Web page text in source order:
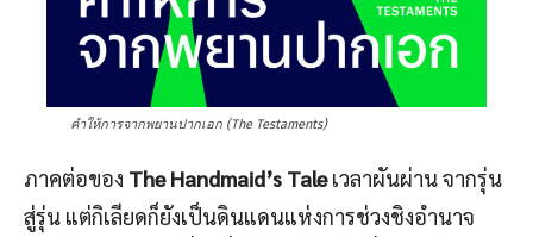
คำให้การจากพยานปากเอก (The Testaments)
ภาคต่อของ The Handmaid’s Taleเวลาผันผ่าน จากรุ่น
สู่รุ่น แต่กิเลียดก็ยังเป็นดินแดนแห่งการช่วงชิงอำนาจ